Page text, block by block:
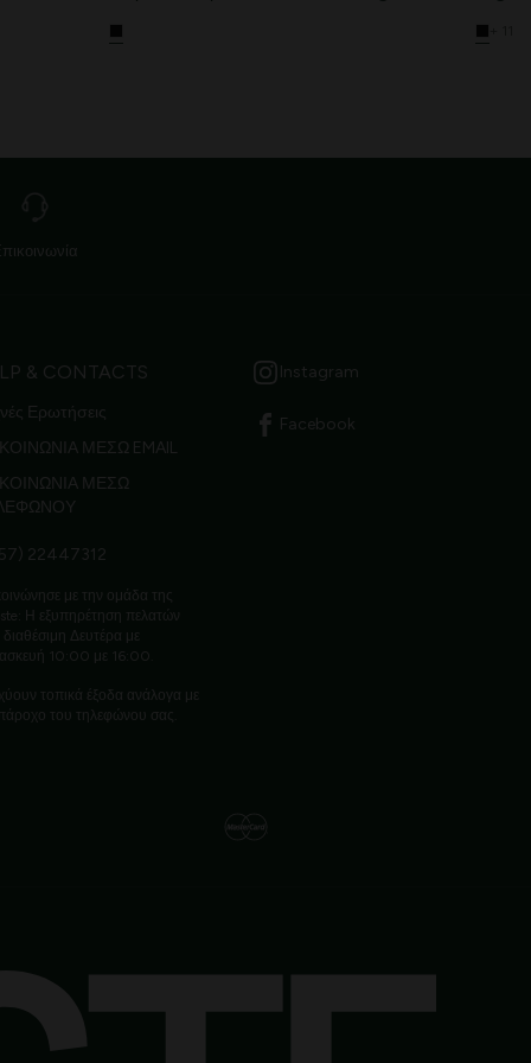
& CONTACTS
Ερωτήσεις
ΜΕΣΩ EMAIL
ΜΕΣΩ
22447312
με την ομάδα της
Η εξυπηρέτηση πελατών
διαθέσιμη Δευτέρα με
10:00 με 16:00.
τοπικά έξοδα ανάλογα με
του τηλεφώνου σας.
Instagram
Facebook